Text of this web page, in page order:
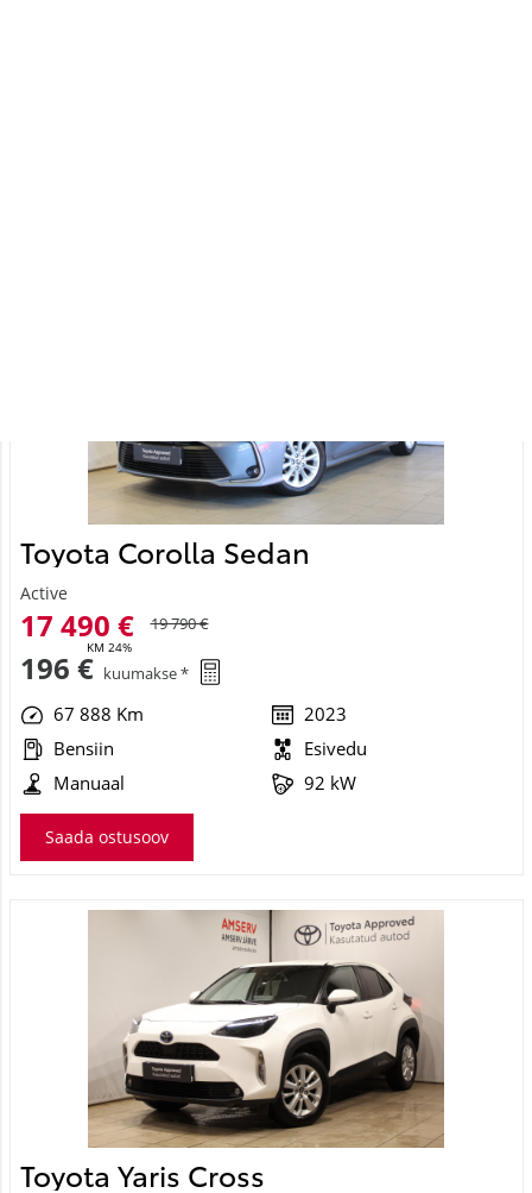
Toyota Corolla Sedan
Active
17 490 €
KM 24%
19 790 €
196 € kuumakse *
67 888 Km
2023
Bensiin
Esivedu
Manuaal
92 kW
Saada ostusoov
Toyota Yaris Cross